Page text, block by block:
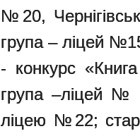
№20,
група – ліцей
- конкурс
група –ліцей №
ліцею №22;